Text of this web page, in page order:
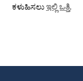
ಕಳುಹಿಸಲುಇಲ್ಲಿ ಒತ್ತಿ.